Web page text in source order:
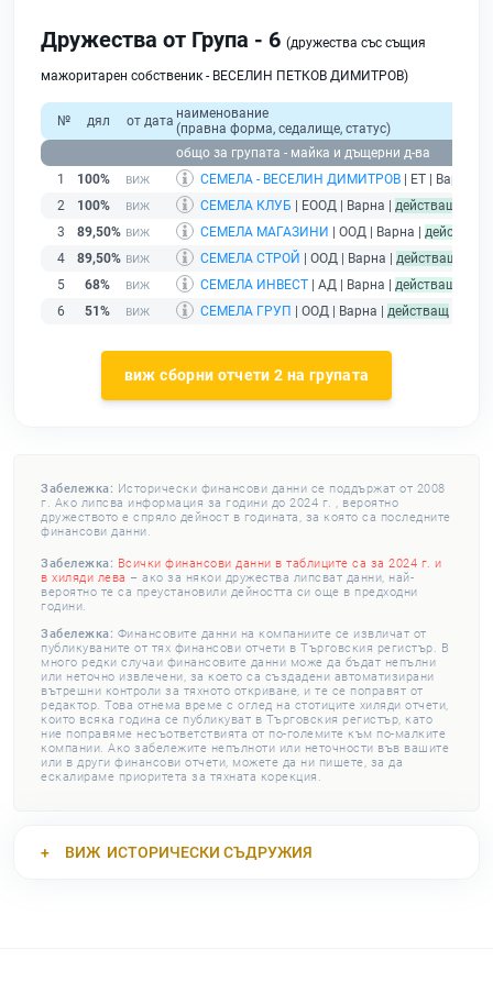
Дружества от Група - 6 (дружества със същия
мажоритарен собственик - ВЕСЕЛИН ПЕТКОВ ДИМИТРОВ)
№ дял от дата наименование
(правна форма, седалище, статус)
общо за групата - майка и дъщерни д-ва
1
100% СЕМЕЛА - ВЕСЕЛИН ДИМИТРОВ | ЕТ | Варна |
2
100% СЕМЕЛА КЛУБ | ЕООД | Варна | действащ
3
89,50% СЕМЕЛА МАГАЗИНИ | ООД | Варна | действащ
4
89,50% СЕМЕЛА СТРОЙ | ООД | Варна | действащ
5
68% СЕМЕЛА ИНВЕСТ | АД | Варна | действащ
6
51% СЕМЕЛА ГРУП | ООД | Варна | действащ
виж сборни отчети 2 на групата
Забележка: Исторически финансови данни се поддържат от 2008
г. Ако липсва информация за години до 2024 г. , вероятно
дружеството е спряло дейност в годината, за която са последните
финансови данни.
Забележка: Всички финансови данни в таблиците са за 2024 г. и
в хиляди лева – ако за някои дружества липсват данни, най-
вероятно те са преустановили дейността си още в предходни
години.
Забележка: Финансовите данни на компаниите се извличат от
публикуваните от тях финансови отчети в Търговския регистър. В
много редки случаи финансовите данни може да бъдат непълни
или неточно извлечени, за което са създадени автоматизирани
вътрешни контроли за тяхното откриване, и те се поправят от
редактор. Това отнема време с оглед на стотиците хиляди отчети,
които всяка година се публикуват в Търговския регистър, като
ние поправяме несъответствията от по-големите към по-малките
компании. Ако забележите непълноти или неточности във вашите
или в други финансови отчети, можете да ни пишете, за да
ескалираме приоритета за тяхната корекция.
ВИЖ ИСТОРИЧЕСКИ СЪДРУЖИЯ